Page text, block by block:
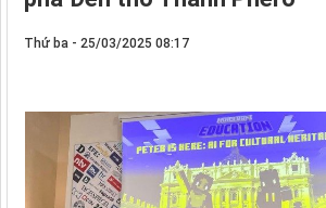
Thứ ba - 25/03/2025 08:17